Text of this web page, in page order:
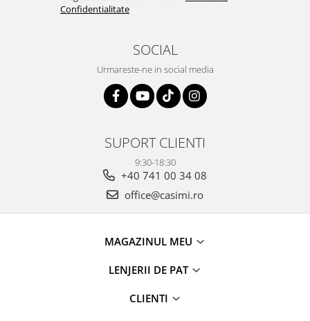
Confidentialitate
SOCIAL
Urmareste-ne in social media
SUPORT CLIENTI
9:30-18:30
+40 741 00 34 08
office@casimi.ro
MAGAZINUL MEU
LENJERII DE PAT
CLIENTI